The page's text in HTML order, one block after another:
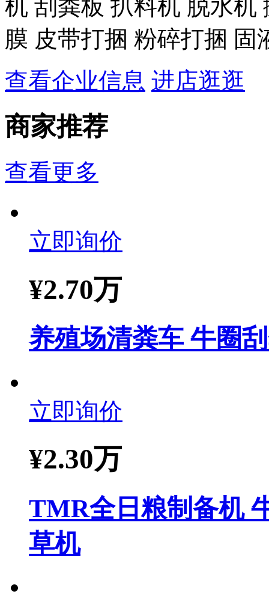
机 刮粪板 扒料机 脱水机
膜 皮带打捆 粉碎打捆 固
查看企业信息 进店逛逛
商家推荐
查看更多
立即询价
¥2.70万
养殖场清粪车 牛圈
立即询价
¥2.30万
TMR全日粮制备机
草机